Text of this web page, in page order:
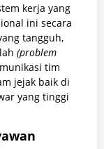
kerja yang
ini secara
tangguh,
(problem
tim
jejak baik di
yang tinggi